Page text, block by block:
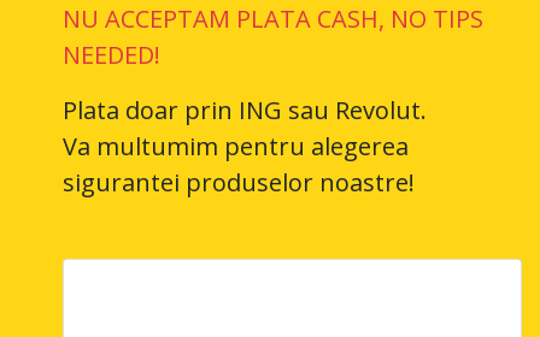
NU ACCEPTAM PLATA CASH, NO TIPS
NEEDED!
Plata doar prin ING sau Revolut.
Va multumim pentru alegerea
sigurantei produselor noastre!